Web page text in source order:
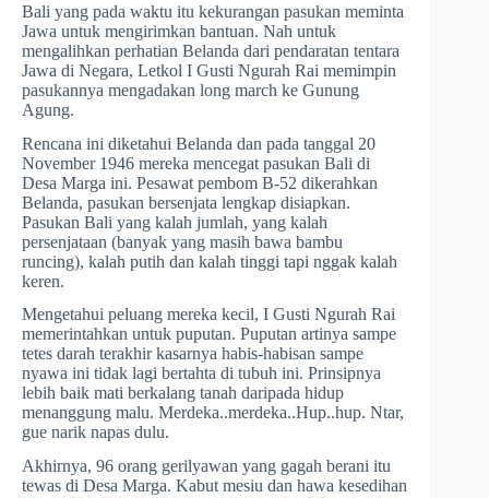
Bali yang pada waktu itu kekurangan pasukan meminta
Jawa untuk mengirimkan bantuan. Nah untuk
mengalihkan perhatian Belanda dari pendaratan tentara
Jawa di Negara, Letkol I Gusti Ngurah Rai memimpin
pasukannya mengadakan long march ke Gunung
Agung.
Rencana ini diketahui Belanda dan pada tanggal 20
November 1946 mereka mencegat pasukan Bali di
Desa Marga ini. Pesawat pembom B-52 dikerahkan
Belanda, pasukan bersenjata lengkap disiapkan.
Pasukan Bali yang kalah jumlah, yang kalah
persenjataan (banyak yang masih bawa bambu
runcing), kalah putih dan kalah tinggi tapi nggak kalah
keren.
Mengetahui peluang mereka kecil, I Gusti Ngurah Rai
memerintahkan untuk puputan. Puputan artinya sampe
tetes darah terakhir kasarnya habis-habisan sampe
nyawa ini tidak lagi bertahta di tubuh ini. Prinsipnya
lebih baik mati berkalang tanah daripada hidup
menanggung malu. Merdeka..merdeka..Hup..hup. Ntar,
gue narik napas dulu.
Akhirnya, 96 orang gerilyawan yang gagah berani itu
tewas di Desa Marga. Kabut mesiu dan hawa kesedihan